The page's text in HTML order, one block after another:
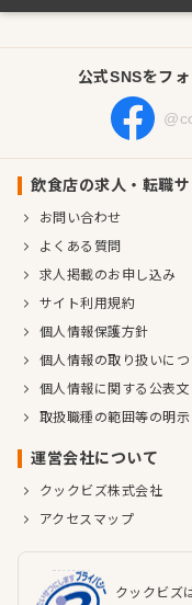
公式SNSをフ
飲食店の求人・転職
お問い合わせ
よくある質問
求人掲載のお申し込み
サイト利用規約
個人情報保護方針
個人情報の取り扱いにつ
個人情報に関する公表文
取扱職種の範囲等の明示
運営会社について
クックビズ株式会社
アクセスマップ
クックビズ